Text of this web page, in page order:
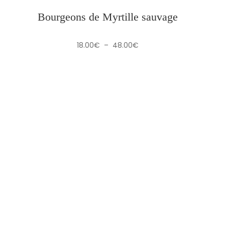
Bourgeons de Myrtille sauvage
18.00€ – 48.00€